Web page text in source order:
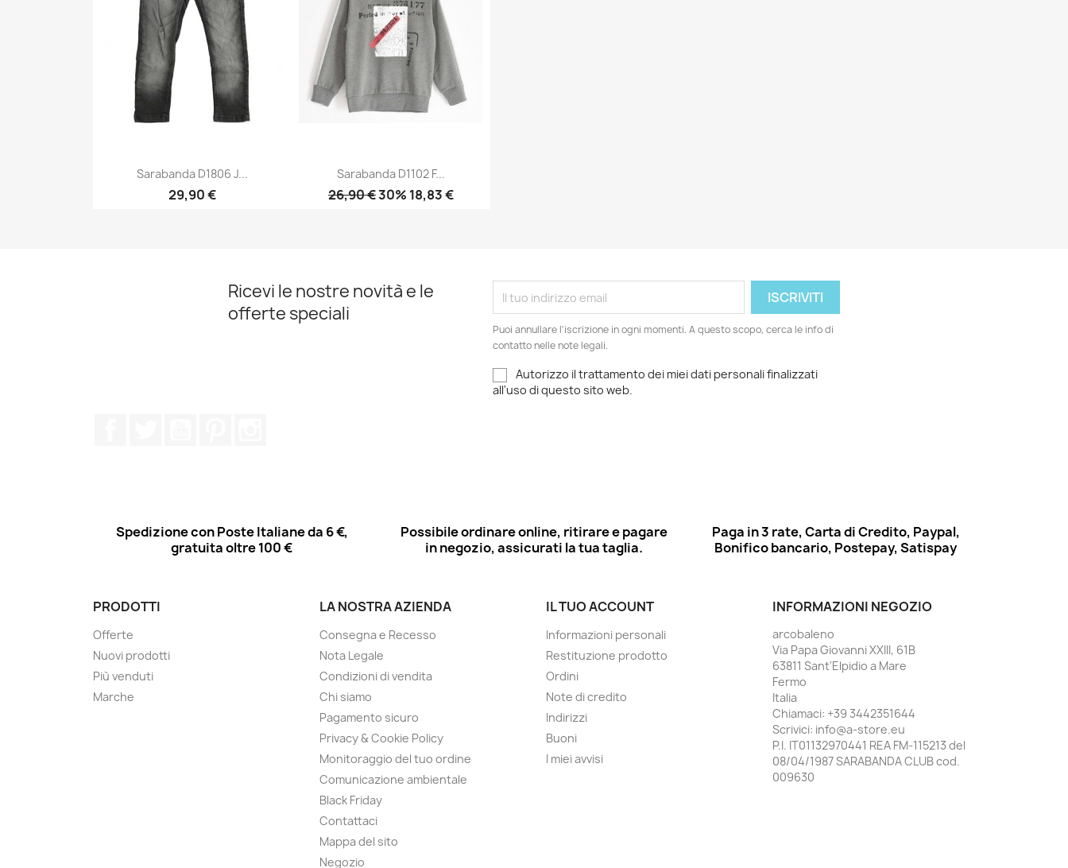
Sarabanda D1806 J...
29,90 €
Sarabanda D1102 F...
26,90 €30% 18,83 €
Ricevi le nostre novità e le
offerte speciali
Puoi annullare l'iscrizione in ogni momenti. A questo scopo, cerca le info di
contatto nelle note legali.
Autorizzo il trattamento dei miei dati personali finalizzati
all'uso di questo sito web.
Spedizione con Poste Italiane da 6 €,
gratuita oltre 100 €
Possibile ordinare online, ritirare e pagare
in negozio, assicurati la tua taglia.
Paga in 3 rate, Carta di Credito, Paypal,
Bonifico bancario, Postepay, Satispay
PRODOTTI
Offerte
Nuovi prodotti
Più venduti
Marche
LA NOSTRA AZIENDA
Consegna e Recesso
Nota Legale
Condizioni di vendita
Chi siamo
Pagamento sicuro
Privacy & Cookie Policy
Monitoraggio del tuo ordine
Comunicazione ambientale
Black Friday
Contattaci
Mappa del sito
Negozio
IL TUO ACCOUNT
Informazioni personali
Restituzione prodotto
Ordini
Note di credito
Indirizzi
Buoni
I miei avvisi
INFORMAZIONI NEGOZIO
arcobaleno
Via Papa Giovanni XXIII, 61B
63811 Sant'Elpidio a Mare
Fermo
Italia
Chiamaci: +39 3442351644
Scrivici: info@a-store.eu
P.I. IT01132970441 REA FM-115213 del
08/04/1987 SARABANDA CLUB cod.
009630